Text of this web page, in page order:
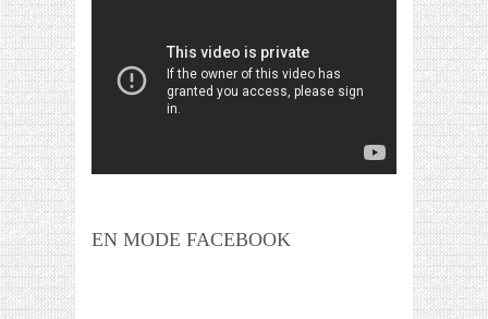
EN MODE FACEBOOK